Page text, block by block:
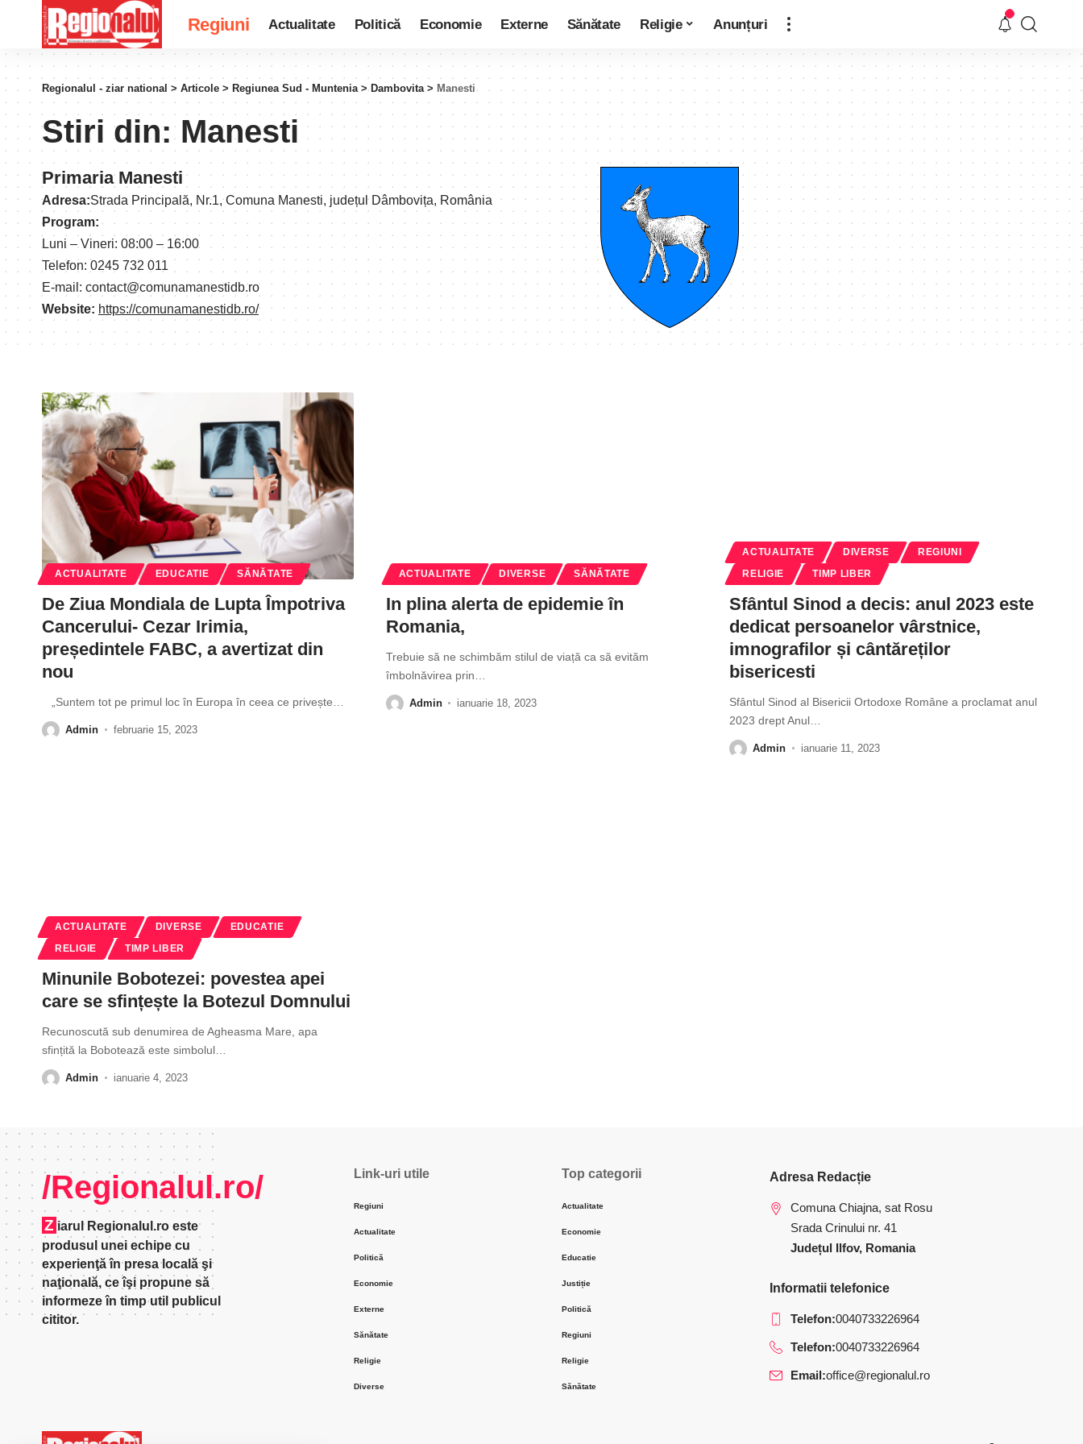
Regiuni Actualitate Politică Economie Externe Sănătate Religie Anunțuri
Regionalul - ziar national > Articole > Regiunea Sud - Muntenia> Dambovita> Manesti
Stiri din:Manesti
Primaria Manesti
Adresa:Strada Principală, Nr.1, Comuna Manesti, județul Dâmbovița, România
Program:
Luni – Vineri: 08:00 – 16:00
Telefon: 0245 732 011
E-mail: contact@comunamanestidb.ro
Website: https://comunamanestidb.ro/
ACTUALITATE EDUCATIE SĂNĂTATE
De Ziua Mondiala de Lupta Împotriva
Cancerului- Cezar Irimia,
președintele FABC, a avertizat din
nou
„Suntem tot pe primul loc în Europa în ceea ce privește
Admin februarie 15, 2023
ACTUALITATE DIVERSE SĂNĂTATE
In plina alerta de epidemie în
Romania,
Trebuie să ne schimbăm stilul de viață ca să evităm
îmbolnăvirea prin
Admin ianuarie 18, 2023
ACTUALITATE DIVERSE REGIUNI
RELIGIE TIMP LIBER
Sfântul Sinod a decis: anul 2023 este
dedicat persoanelor vârstnice,
imnografilor și cântăreților
bisericesti
Sfântul Sinod al Bisericii Ortodoxe Române a proclamat anul
2023 drept Anul
Admin ianuarie 11, 2023
ACTUALITATE DIVERSE EDUCATIE
RELIGIE TIMP LIBER
Minunile Bobotezei: povestea apei
care se sfințește la Botezul Domnului
Recunoscută sub denumirea de Agheasma Mare, apa
sfințită la Bobotează este simbolul
Admin ianuarie 4, 2023
/Regionalul.ro/
Z iarul Regionalul.ro este
produsul unei echipe cu
experienţă în presa locală şi
naţională, ce îşi propune să
informeze în timp util publicul
cititor.
Link-uri utile
Regiuni
Actualitate
Politică
Economie
Externe
Sănătate
Religie
Diverse
Top categorii
Actualitate
Economie
Educatie
Justiție
Politică
Regiuni
Religie
Sănătate
Adresa Redacție
Comuna Chiajna, sat Rosu
Srada Crinului nr. 41
Județul Ilfov, Romania
Informatii telefonice
Telefon:0040733226964
Telefon:0040733226964
Email:office@regionalul.ro